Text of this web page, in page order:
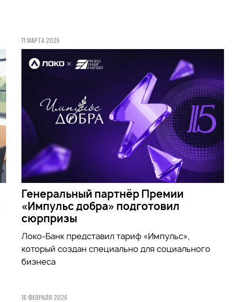
11 МАРТА 2026
Генеральный партнёр Премии
«Импульс добра» подготовил
сюрпризы
Локо-Банк представил тариф «Импульс»,
который создан специально для социального
бизнеса
16 ФЕВРАЛЯ 2026